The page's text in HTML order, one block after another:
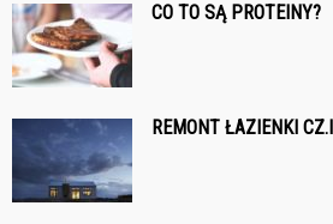
CO TO SĄ PROTEINY?
REMONT ŁAZIENKI CZ.III